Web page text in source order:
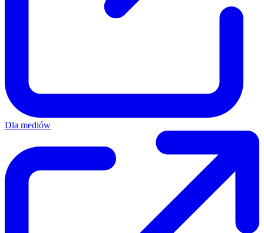
Dla mediów